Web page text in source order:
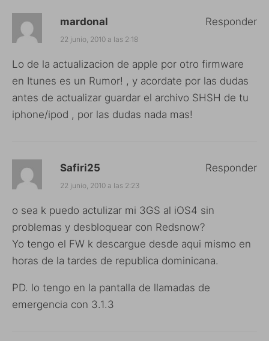
mardonal
22 junio, 2010 a las 2:18
Lo de la actualizacion de apple por otro firmware
en Itunes es un Rumor! , y acordate por las dudas
antes de actualizar guardar el archivo SHSH de tu
iphone/ipod , por las dudas nada mas!
Responder
Safiri25
22 junio, 2010 a las 2:23
o sea k puedo actulizar mi 3GS al iOS4 sin
problemas y desbloquear con Redsnow?
Yo tengo el FW k descargue desde aqui mismo en
horas de la tardes de republica dominicana.
PD. lo tengo en la pantalla de llamadas de
emergencia con 3.1.3
Responder